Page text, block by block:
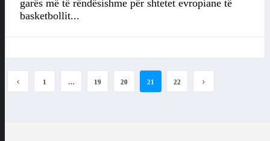
garës më të rëndësishme për shtetet evropiane të
basketbollit...
1 … 19 20 21 22